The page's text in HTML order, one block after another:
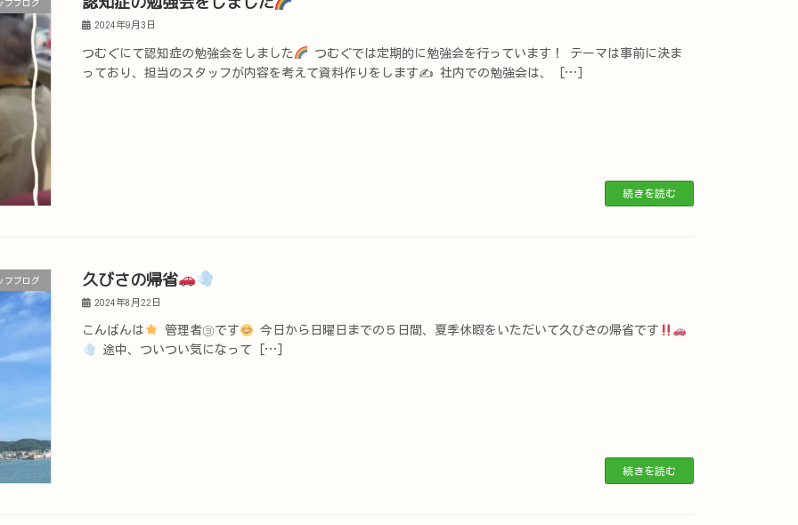
フブログ
2024年9月3日
つむぐにて認知症の勉強会をしました
つむぐでは定期的に勉強会を行っています！ テーマは事前に決ま
っており、担当のスタッフが内容を考えて資料作りをします✍ 社内での勉強会は、 […]
続きを読む
フブログ 久びさの帰省
2024年8月22日
こんばんは 管理者㋵です
今日から日曜日までの５日間、夏季休暇をいただいて久びさの帰省です
途中、ついつい気になって […]
続きを読む